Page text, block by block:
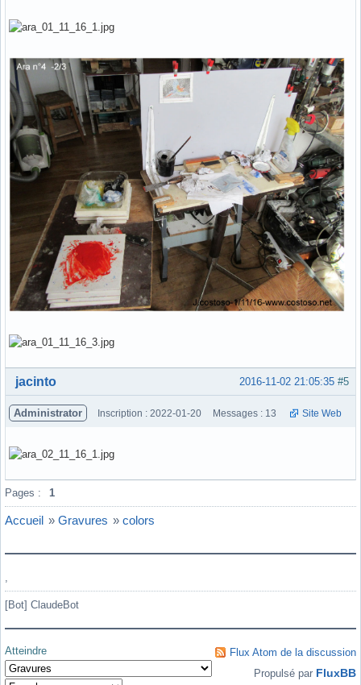
Hors ligne #5
2016-11-02 21:05:35
jacinto
Administrator Inscription : 2022-01-20 Messages : 13 Site Web
Hors ligne
Pages : 1
Accueil » Gravures » colors
,
[Bot] ClaudeBot
Atteindre
Flux Atom de la discussion
Propulsé par FluxBB